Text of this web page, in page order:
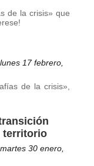
de la crisis» que
17 febrero,
de la crisis»,
territorio
30 enero,